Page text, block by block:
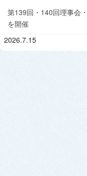
第139回・140回理事会
を開催
2026.7.15